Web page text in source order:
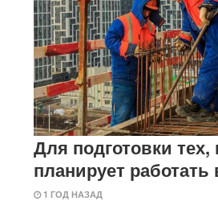
Для подготовки тех,
планирует работать
1 ГОД НАЗАД